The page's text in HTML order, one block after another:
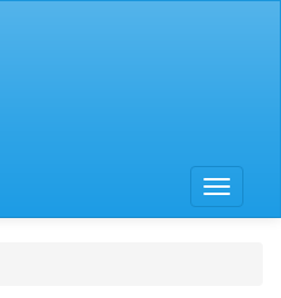
Toggle